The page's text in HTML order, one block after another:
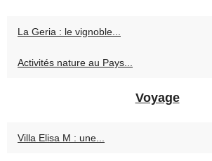
La Geria : le vignoble...
Activités nature au Pays...
Voyage
Villa Elisa M : une...